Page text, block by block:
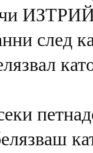
след